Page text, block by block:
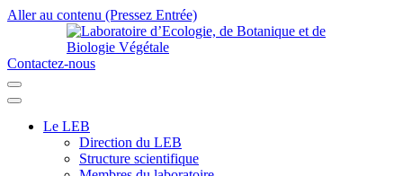
Aller au contenu (Pressez Entrée)
Contactez-nous
Le LEB
Direction du LEB
Structure scientifique